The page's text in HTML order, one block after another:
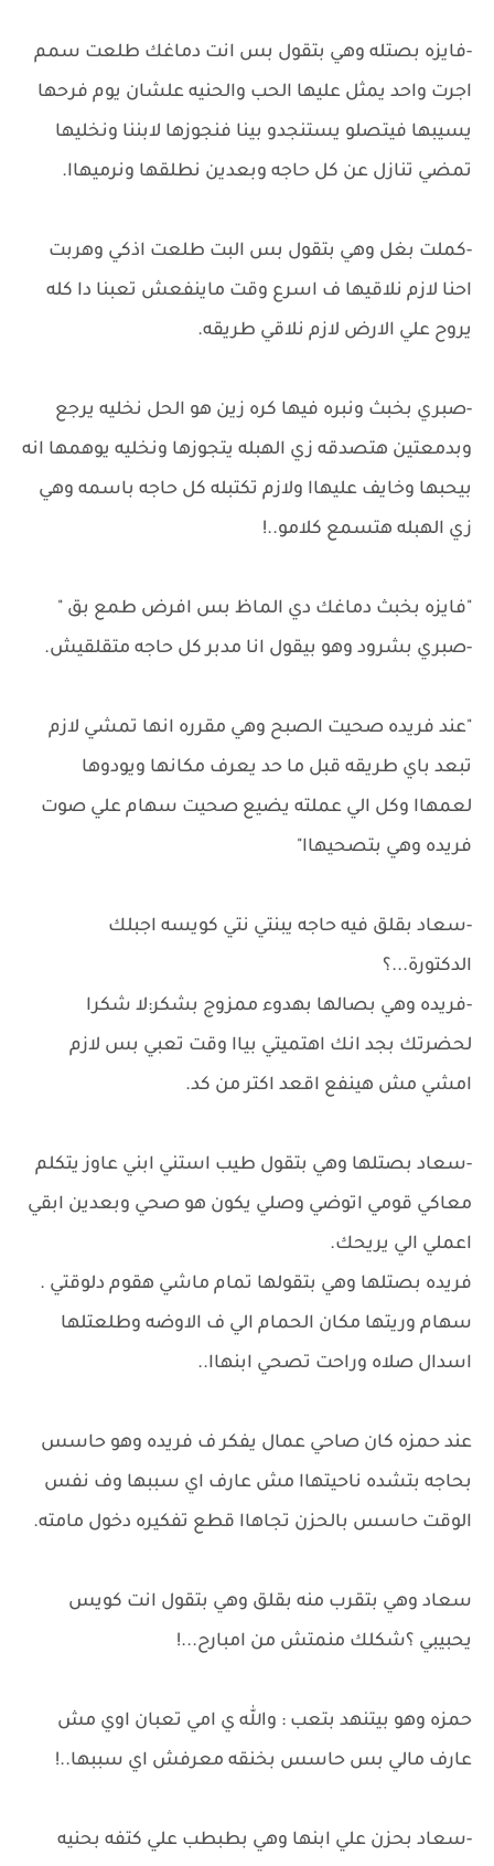
-فايزه بصتله وهي بتقول بس انت دماغك طلعت سمم
اجرت واحد يمثل عليها الحب والحنيه علشان يوم فرحها
يسيبها فيتصلو يستنجدو بينا فنجوزها لابننا ونخليها
تمضي تنازل عن كل حاجه وبعدين نطلقها ونرميهاا.
-كملت بغل وهي بتقول بس البت طلعت اذكي وهربت
احنا لازم نلاقيها ف اسرع وقت ماينفعش تعبنا دا كله
يروح علي الارض لازم نلاقي طريقه.
-صبري بخبث ونبره فيها كره زين هو الحل نخليه يرجع
وبدمعتين هتصدقه زي الهبله يتجوزها ونخليه يوهمها انه
بيحبها وخايف عليهاا ولازم تكتبله كل حاجه باسمه وهي
زي الهبله هتسمع كلامو..!
"فايزه بخبث دماغك دي الماظ بس افرض طمع بق "
-صبري بشرود وهو بيقول انا مدبر كل حاجه متقلقيش.
"عند فريده صحيت الصبح وهي مقرره انها تمشي لازم
تبعد باي طريقه قبل ما حد يعرف مكانها ويودوها
لعمهاا وكل الي عملته يضيع صحيت سهام علي صوت
فريده وهي بتصحيهاا"
-سعاد بقلق فيه حاجه يبنتي نتي كويسه اجبلك
الدكتورة...؟
-فريده وهي بصالها بهدوء ممزوج بشكر:لا شكرا
لحضرتك بجد انك اهتميتي بياا وقت تعبي بس لازم
امشي مش هينفع اقعد اكتر من كد.
-سعاد بصتلها وهي بتقول طيب استني ابني عاوز يتكلم
معاكي قومي اتوضي وصلي يكون هو صحي وبعدين ابقي
اعملي الي يريحك.
فريده بصتلها وهي بتقولها تمام ماشي هقوم دلوقتي .
سهام وريتها مكان الحمام الي ف الاوضه وطلعتلها
اسدال صلاه وراحت تصحي ابنهاا..
عند حمزه كان صاحي عمال يفكر ف فريده وهو حاسس
بحاجه بتشده ناحيتهاا مش عارف اي سببها وف نفس
الوقت حاسس بالحزن تجاهاا قطع تفكيره دخول مامته.
سعاد وهي بتقرب منه بقلق وهي بتقول انت كويس
يحبيبي ؟شكلك منمتش من امبارح...!
حمزه وهو بيتنهد بتعب : والله ي امي تعبان اوي مش
عارف مالي بس حاسس بخنقه معرفش اي سببها..!
-سعاد بحزن علي ابنها وهي بطبطب علي كتفه بحنيه